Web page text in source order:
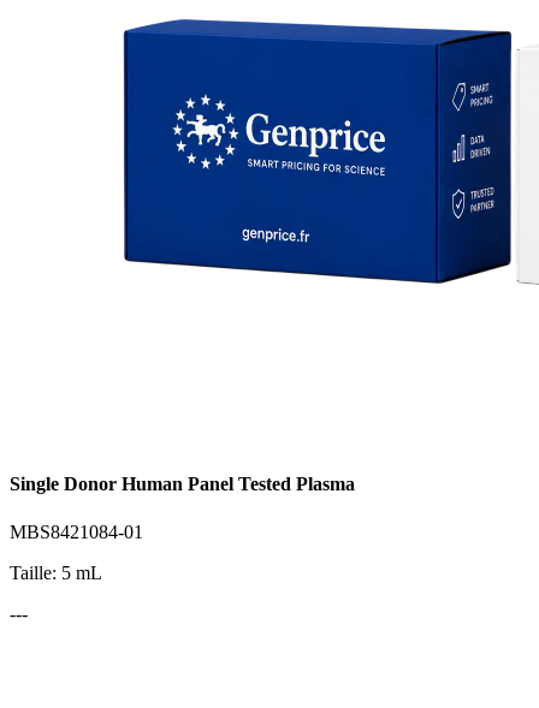
Single Donor Human Panel Tested Plasma
MBS8421084-01
Taille: 5 mL
---